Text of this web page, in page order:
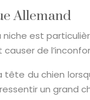
Allemand
est
de
du chien
un grand